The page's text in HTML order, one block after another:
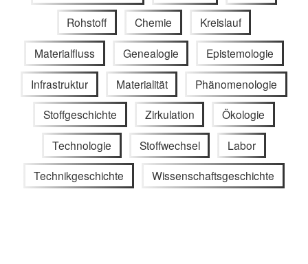
Rohstoff Chemie Kreislauf
Materialfluss Genealogie Epistemologie
Infrastruktur Materialität Phänomenologie
Stoffgeschichte Zirkulation Ökologie
Technologie Stoffwechsel Labor
Technikgeschichte Wissenschaftsgeschichte